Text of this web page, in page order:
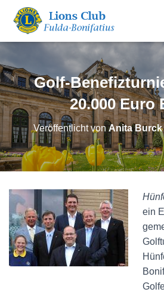
Golf-
20.000 Euro
Veröffentlicht vonAnita Burck
ein